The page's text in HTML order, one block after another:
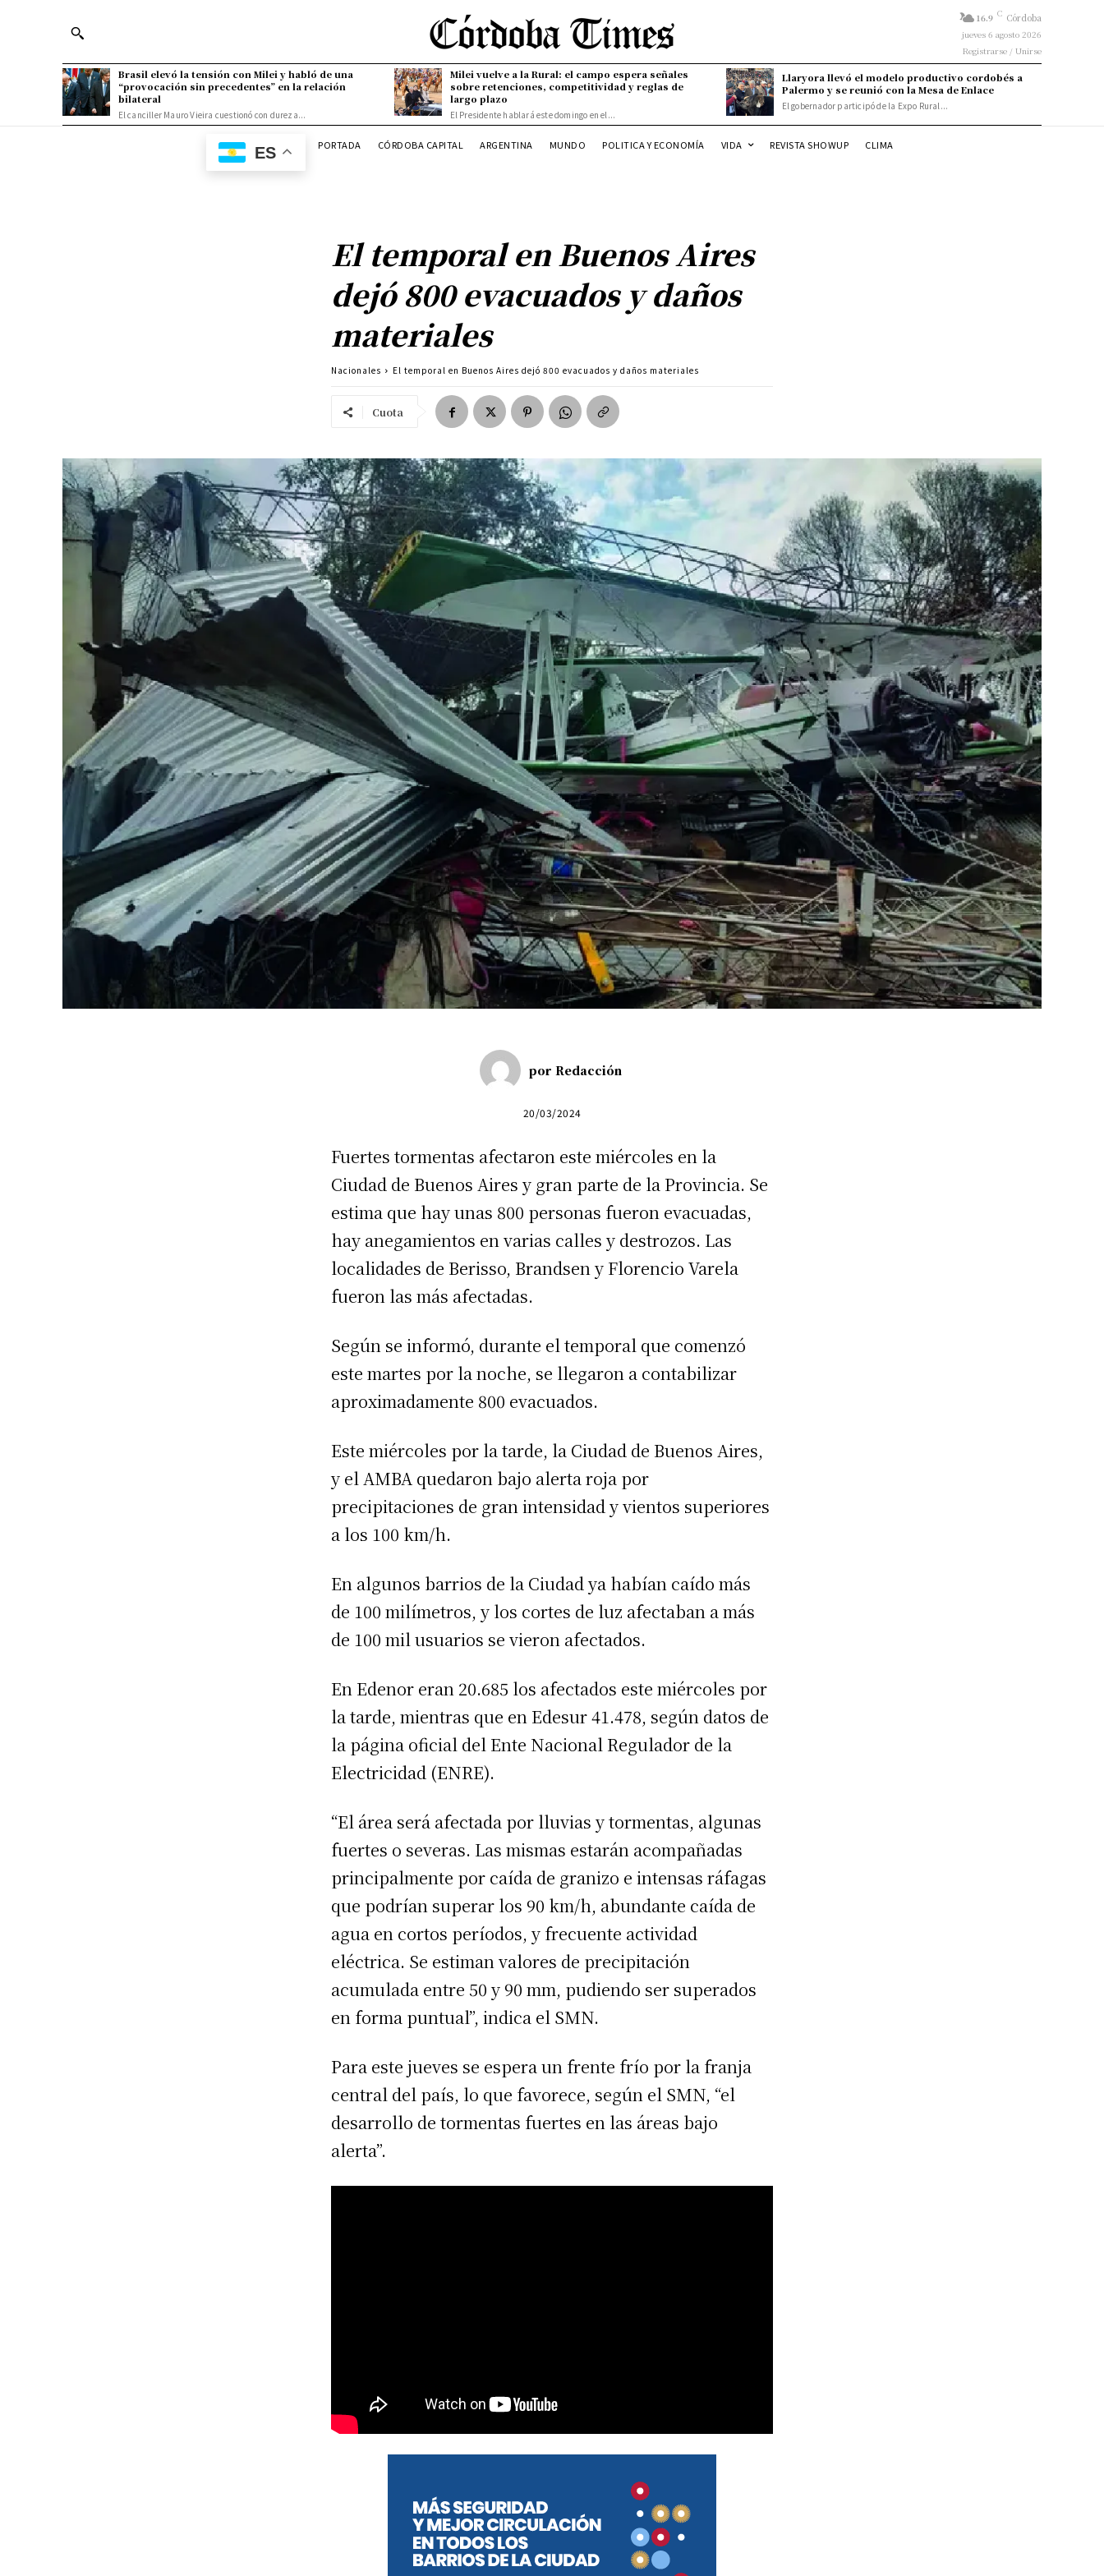
16.9 C Córdoba
jueves 6 agosto 2026
Registrarse / Unirse
Brasil elevó la tensión con Milei y habló de una
“provocación sin precedentes” en la relación
bilateral
El canciller Mauro Vieira cuestionó con dureza...
Milei vuelve a la Rural: el campo espera señales
sobre retenciones, competitividad y reglas de
largo plazo
El Presidente hablará este domingo en el...
Llaryora llevó el modelo productivo cordobés a
Palermo y se reunió con la Mesa de Enlace
El gobernador participó de la Expo Rural...
ES PORTADA CÓRDOBA CAPITAL ARGENTINA MUNDO POLITICA Y ECONOMÍA VIDA REVISTA SHOWUP CLIMA
El temporal en Buenos Aires
dejó 800 evacuados y daños
materiales
Nacionales El temporal en Buenos Aires dejó 800 evacuados y daños materiales
Cuota
por Redacción
20/03/2024
Fuertes tormentas afectaron este miércoles en la
Ciudad de Buenos Aires y gran parte de la Provincia. Se
estima que hay unas 800 personas fueron evacuadas,
hay anegamientos en varias calles y destrozos. Las
localidades de Berisso, Brandsen y Florencio Varela
fueron las más afectadas.
Según se informó, durante el temporal que comenzó
este martes por la noche, se llegaron a contabilizar
aproximadamente 800 evacuados.
Este miércoles por la tarde, la Ciudad de Buenos Aires,
y el AMBA quedaron bajo alerta roja por
precipitaciones de gran intensidad y vientos superiores
a los 100 km/h.
En algunos barrios de la Ciudad ya habían caído más
de 100 milímetros, y los cortes de luz afectaban a más
de 100 mil usuarios se vieron afectados.
En Edenor eran 20.685 los afectados este miércoles por
la tarde, mientras que en Edesur 41.478, según datos de
la página oficial del Ente Nacional Regulador de la
Electricidad (ENRE).
“El área será afectada por lluvias y tormentas, algunas
fuertes o severas. Las mismas estarán acompañadas
principalmente por caída de granizo e intensas ráfagas
que podrían superar los 90 km/h, abundante caída de
agua en cortos períodos, y frecuente actividad
eléctrica. Se estiman valores de precipitación
acumulada entre 50 y 90 mm, pudiendo ser superados
en forma puntual”, indica el SMN.
Para este jueves se espera un frente frío por la franja
central del país, lo que favorece, según el SMN, “el
desarrollo de tormentas fuertes en las áreas bajo
alerta”.